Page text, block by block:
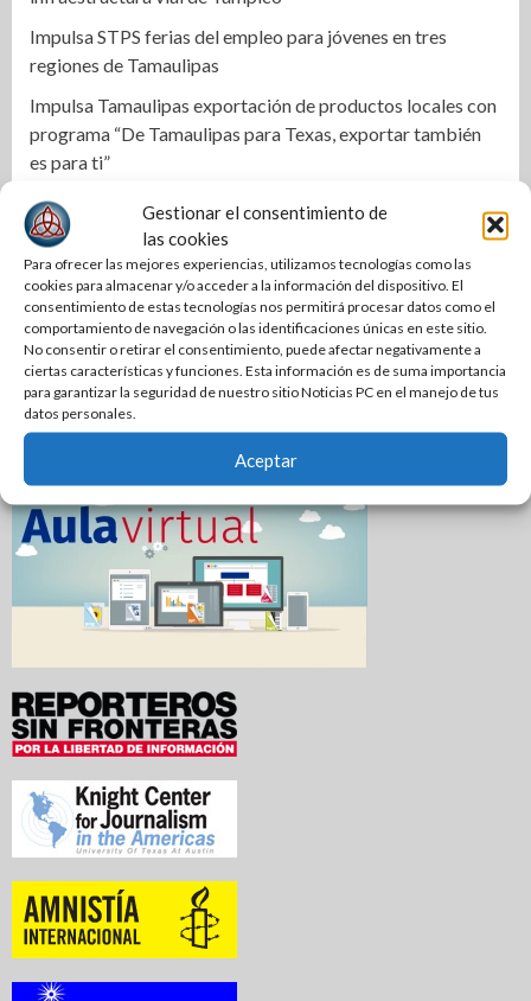
Gestionar el consentimiento de
las cookies
Para ofrecer las mejores experiencias, utilizamos tecnologías como las
cookies para almacenar y/o acceder a la información del dispositivo. El
consentimiento de estas tecnologías nos permitirá procesar datos como el
comportamiento de navegación o las identificaciones únicas en este sitio.
No consentir o retirar el consentimiento, puede afectar negativamente a
ciertas características y funciones. Esta información es de suma importancia
para garantizar la seguridad de nuestro sitio Noticias PC en el manejo de tus
datos personales.
Aceptar
Impulsa STPS ferias del empleo para jóvenes en tres
regiones de Tamaulipas
Impulsa Tamaulipas exportación de productos locales con
programa “De Tamaulipas para Texas, exportar también
es para ti”
Instala Sector Salud Comité Estatal de Calidad en Salud
para garantizar un trato digno y humanitario a los
pacientes
Promueve CEDES Altamira reinserción social con
exposición y venta de artesanías “OVNI-CEDES”
Ocho tamaulipecos hacen historia con México en Corea
del Sur; conquistan el primer título mundial de Haidong
Gumdo